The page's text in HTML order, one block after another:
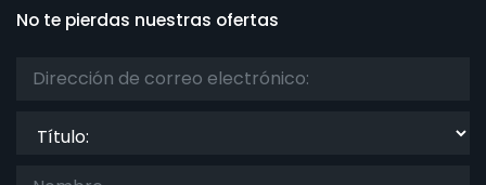
No te pierdas nuestras ofertas